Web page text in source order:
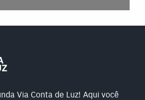
Via Conta de Luz! Aqui você